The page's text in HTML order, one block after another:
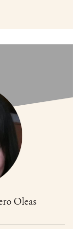
Oleas